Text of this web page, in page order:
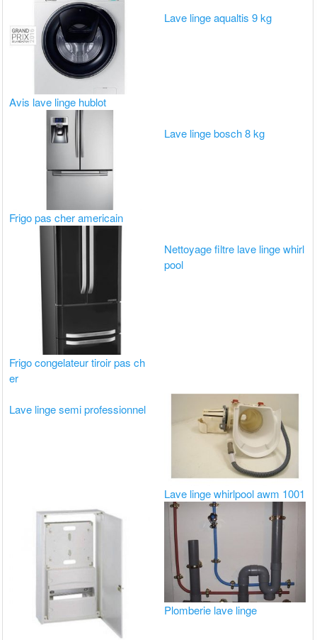
Avis lave linge hublot
Lave linge aqualtis 9 kg
Frigo pas cher americain
Lave linge bosch 8 kg
Frigo congelateur tiroir pas ch
er
Nettoyage filtre lave linge whirl
pool
Lave linge semi professionnel
Lave linge whirlpool awm 1001
Plomberie lave linge